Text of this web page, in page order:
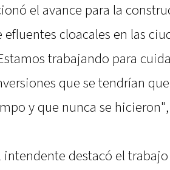
el avance para la
cloacales en las
trabajando para
que se tendrían
y que nunca se
intendente destacó el